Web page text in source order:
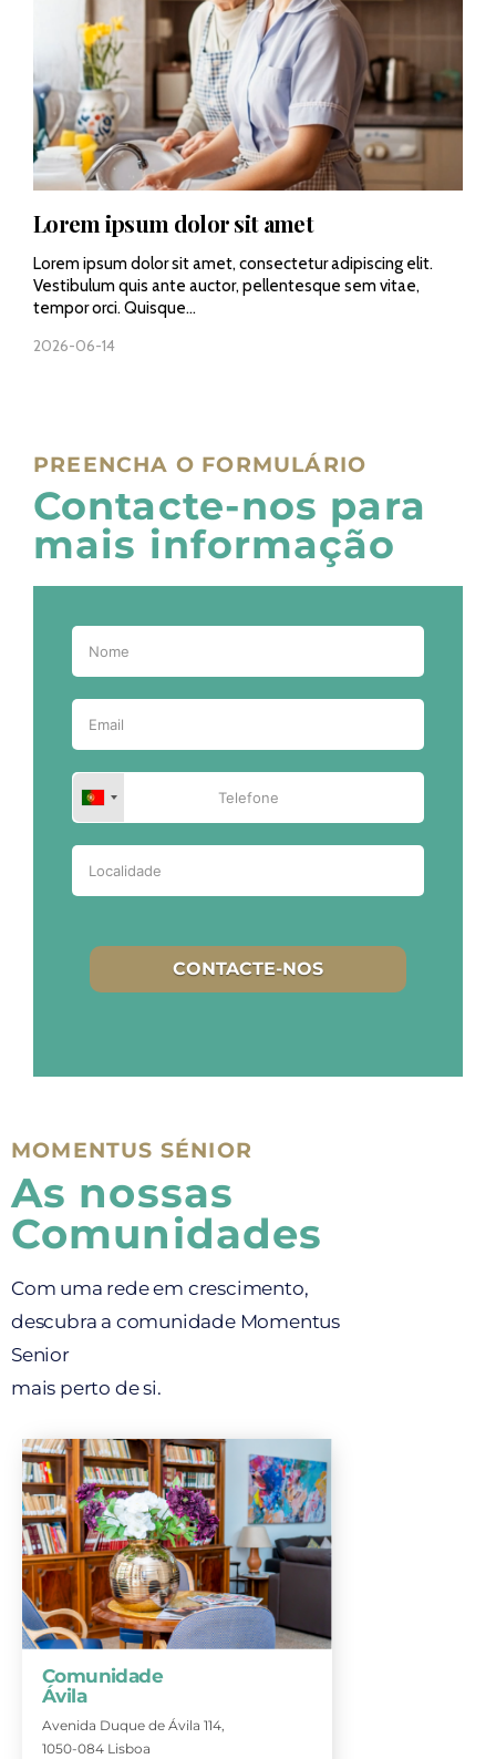
Lorem ipsum dolor sit amet
Lorem ipsum dolor sit amet, consectetur adipiscing elit.
Vestibulum quis ante auctor, pellentesque sem vitae,
tempor orci. Quisque...
2026-06-14
PREENCHA O FORMULÁRIO
Contacte-nos para
mais informação
CONTACTE-NOS
MOMENTUS SÉNIOR
As nossas
Comunidades
Com uma rede em crescimento,
descubra a comunidade Momentus
Senior
mais perto de si.
Comunidade
Ávila
Avenida Duque de Ávila 114,
1050-084 Lisboa